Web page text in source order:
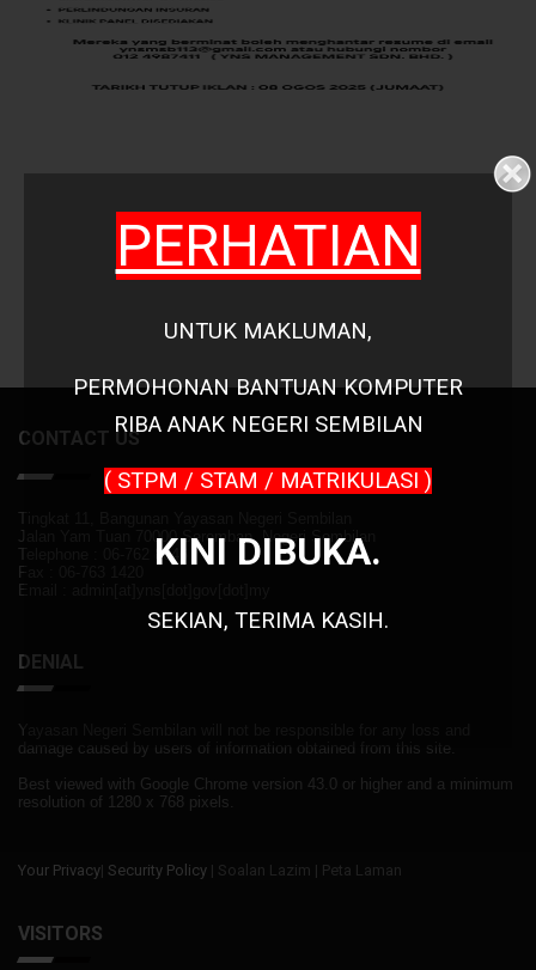
CONTACT US
Tingkat 11, Bangunan Yayasan Negeri Sembilan
Jalan Yam Tuan 70000 Seremban, Negeri Sembilan
Telephone : 06-762 8046
Fax : 06-763 1420
Email : admin[at]yns[dot]gov[dot]my
DENIAL
Yayasan Negeri Sembilan will not be responsible for any loss and
damage caused by users of information obtained from this site.
Best viewed with Google Chrome version 43.0 or higher and a minimum
resolution of 1280 x 768 pixels.
Your Privacy| Security Policy | Soalan Lazim | Peta Laman
VISITORS
PERHATIAN
UNTUK MAKLUMAN,
PERMOHONANBANTUAN KOMPUTER
RIBA ANAK NEGERI SEMBILAN
( STPM / STAM / MATRIKULASI )
KINI DIBUKA.
SEKIAN, TERIMA KASIH.